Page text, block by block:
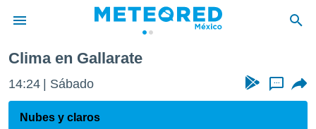
de
ha sido
Clima en Gallarate
14:24 Sábado ...
Nubes y claros